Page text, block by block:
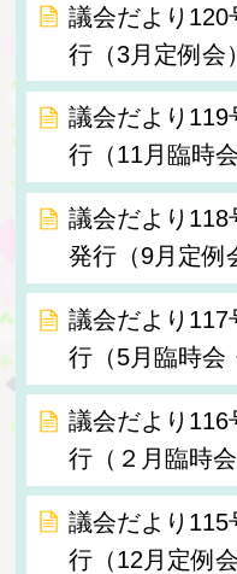
議会だより
行（3月定例会）
議会だより
行（11月臨時
議会だより
発行（9月定例
議会だより
行（5月臨時会
議会だより
行（２月臨時
議会だより
行（12月定例会